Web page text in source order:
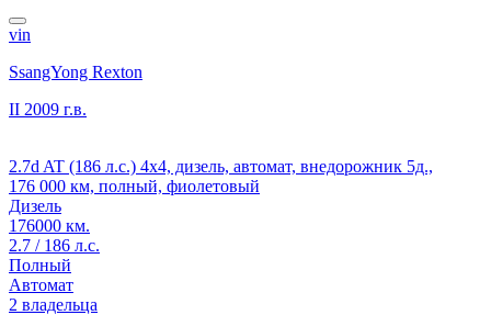
vin
SsangYong Rexton
II 2009 г.в.
2.7d AT (186 л.с.) 4x4, дизель, автомат, внедорожник 5д.,
176 000 км, полный, фиолетовый
Дизель
176000 км.
2.7 / 186 л.с.
Полный
Автомат
2 владельца